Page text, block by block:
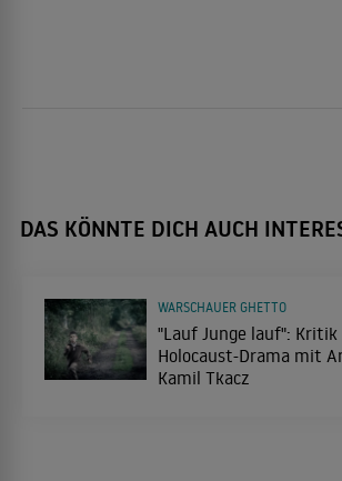
DAS KÖNNTE DICH AUCH
"Lauf Junge lauf": Kritik
Holocaust-Drama mit
Kamil Tkacz
WARSCHAUER GHETTO